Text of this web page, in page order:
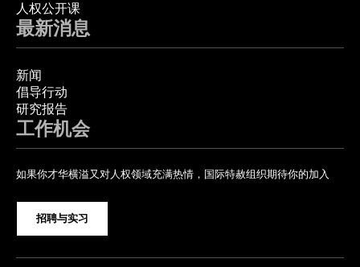
人权公开课
最新消息
新闻
倡导行动
研究报告
工作机会
如果你才华横溢又对人权领域充满热情，国际特赦组织期待你的加入
招聘与实习